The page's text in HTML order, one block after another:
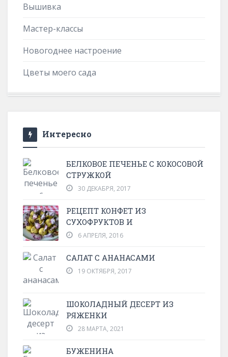
Вышивка
Мастер-классы
Новогоднее настроение
Цветы моего сада
Интересно
БЕЛКОВОЕ ПЕЧЕНЬЕ С КОКОСОВОЙ
СТРУЖКОЙ
30 ДЕКАБРЯ, 2017
РЕЦЕПТ КОНФЕТ ИЗ
СУХОФРУКТОВ И
6 АПРЕЛЯ, 2016
САЛАТ С АНАНАСАМИ
19 ОКТЯБРЯ, 2017
ШОКОЛАДНЫЙ ДЕСЕРТ ИЗ
РЯЖЕНКИ
28 МАРТА, 2021
БУЖЕНИНА